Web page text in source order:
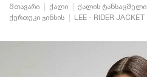
მთავარი ქალი ქალის ტანსაცმელი
ქურთუკი ჯინსის
LEE - RIDER JACKET